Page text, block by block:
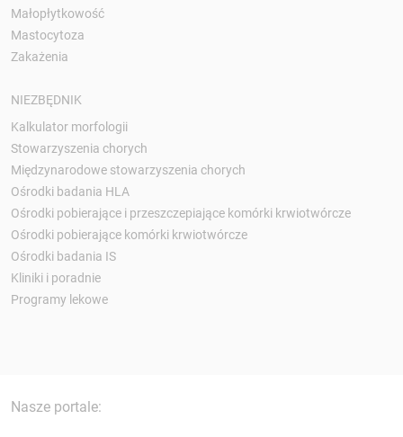
Małopłytkowość
Mastocytoza
Zakażenia
NIEZBĘDNIK
Kalkulator morfologii
Stowarzyszenia chorych
Międzynarodowe stowarzyszenia chorych
Ośrodki badania HLA
Ośrodki pobierające i przeszczepiające komórki krwiotwórcze
Ośrodki pobierające komórki krwiotwórcze
Ośrodki badania IS
Kliniki i poradnie
Programy lekowe
Nasze portale: